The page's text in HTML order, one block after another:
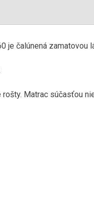
je čalúnená zamatovou
rošty. Matrac súčasťou